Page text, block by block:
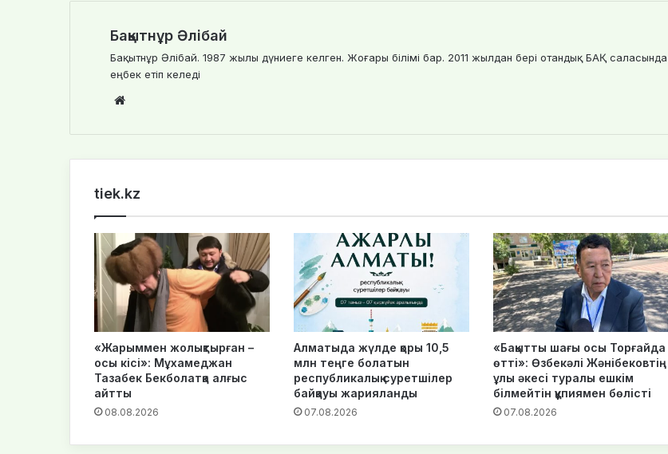
Бақытнұр Әлібай
Бақытнұр Әлібай. 1987 жылы дүниеге келген. Жоғары білімі бар. 2011 жылдан бері отандық БАҚ саласында
еңбек етіп келеді
te
tiek.kz
«Жарыммен жолықтырған –
осы кісі»: Мұхамеджан
Тазабек Бекболатқа алғыс
айтты
08.08.2026
Алматыда жүлде қоры 10,5
млн теңге болатын
республикалық суретшілер
байқауы жарияланды
07.08.2026
«Бақытты шағы осы Торғайда
өтті»: Өзбекәлі Жәнібековтің
ұлы әкесі туралы ешкім
білмейтін құпиямен бөлісті
07.08.2026